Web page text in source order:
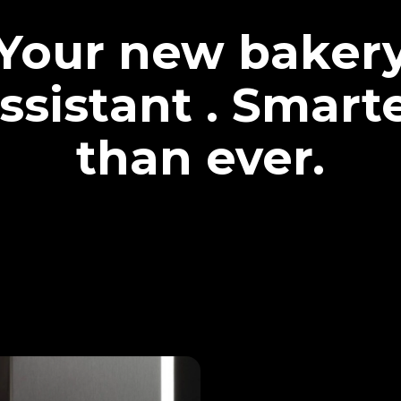
new
.
than ever.